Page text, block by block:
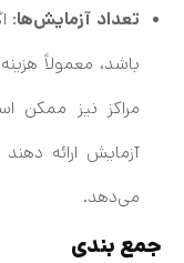
تعداد آزمایش‌ها:
باشد، معمولاً
مراکز نیز ممکن
آزمایش ارائه
می‌دهد.
جمع بندی